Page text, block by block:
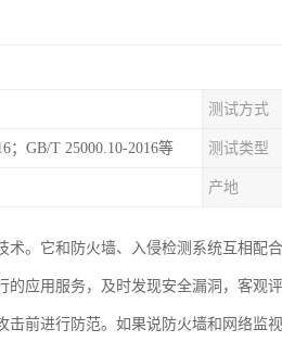
测试方式
；GB/T 25000.10-2016等 测试类型
产地
术。它和防火墙、入侵检测系统互相配
的应用服务，及时发现安全漏洞，客观
击前进行防范。如果说防火墙和网络监